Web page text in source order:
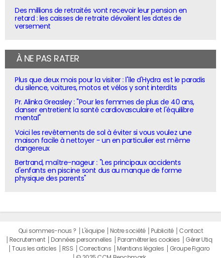
Des millions de retraités vont recevoir leur pension en
retard : les caisses de retraite dévoilent les dates de
versement
À NE PAS RATER
Plus que deux mois pour la visiter : l'île d'Hydra est le paradis
du silence, voitures, motos et vélos y sont interdits
Pr. Alinka Greasley : "Pour les femmes de plus de 40 ans,
danser entretient la santé cardiovasculaire et l'équilibre
mental"
Voici les revêtements de sol à éviter si vous voulez une
maison facile à nettoyer - un en particulier est même
dangereux
Bertrand, maître-nageur : "Les principaux accidents
d'enfants en piscine sont dus au manque de forme
physique des parents"
Qui sommes-nous ? L'équipe Notre société Publicité
Contact
Recrutement
Données personnelles Paramétrer les cookies
Gérer Utiq
Tous les articles
RSS Corrections Mentions légales
Groupe Figaro